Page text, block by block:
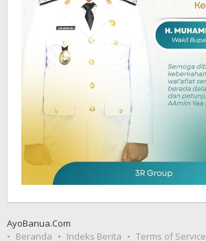
AyoBanua.Com
Beranda
Indeks Berita Terms of Service